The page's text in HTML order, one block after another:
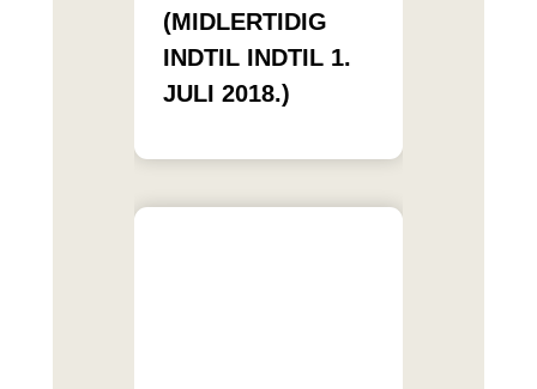
(MIDLERTIDIG
INDTIL INDTIL 1.
JULI 2018.)